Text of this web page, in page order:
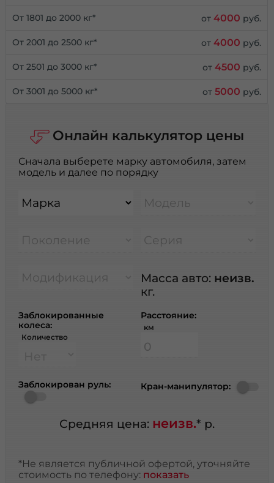
От 1801 до 2000 кг* от4000 руб.
От 2001 до 2500 кг* от4000 руб.
От 2501 до 3000 кг* от4500 руб.
От 3001 до 5000 кг* от5000 руб.
Онлайн калькулятор цены
Сначала выберете марку автомобиля, затем
модель и далее по порядку
Марка Модель
Поколение Серия
Модификация Масса авто: неизв.
кг.
Заблокированные
колеса:
Количество
Расстояние:
км
Заблокирован руль: Кран-манипулятор:
Средняя цена: неизв.* р.
*Не является публичной офертой, уточняйте
стоимость по телефону: показать